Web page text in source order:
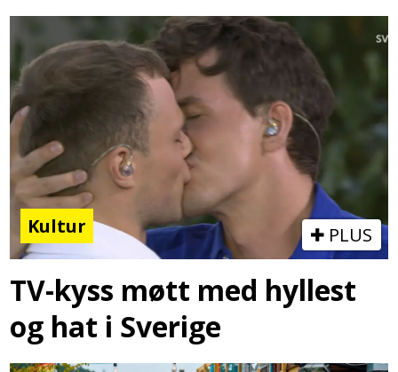
Kultur PLUS
TV-kyss møtt med hyllest
og hat i Sverige